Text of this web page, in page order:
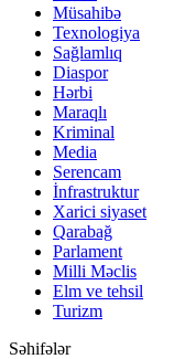
Müsahibə
Texnologiya
Sağlamlıq
Diaspor
Hərbi
Maraqlı
Kriminal
Media
Serencam
İnfrastruktur
Xarici siyaset
Qarabağ
Parlament
Milli Məclis
Elm ve tehsil
Turizm
Səhifələr